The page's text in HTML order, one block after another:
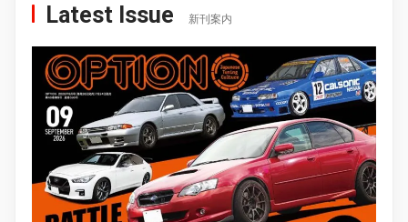
Latest Issue 新刊案内